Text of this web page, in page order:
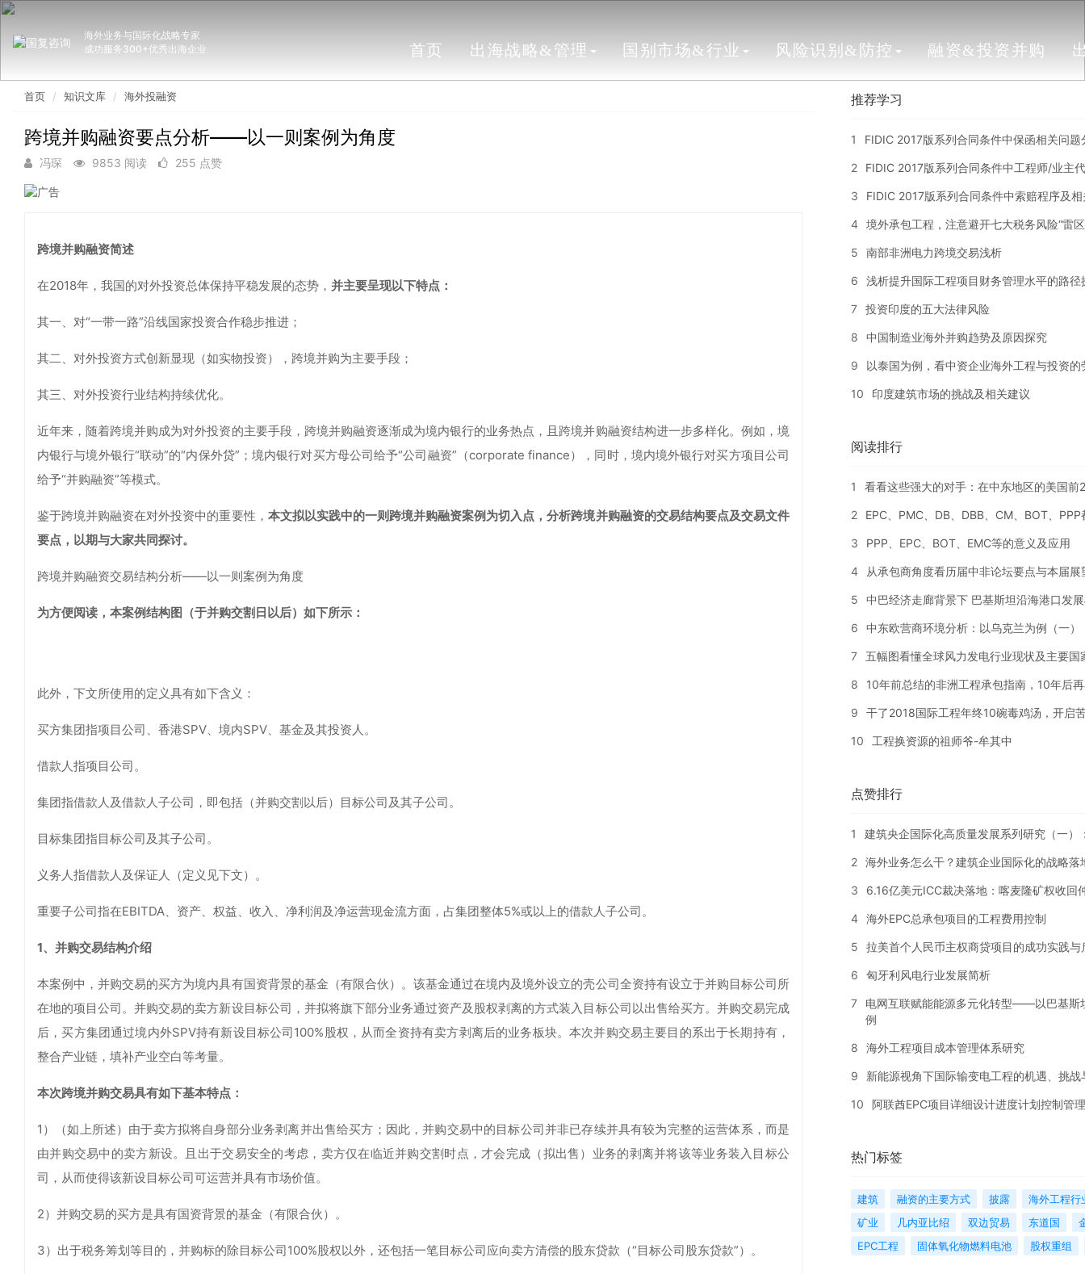
海外业务与国际化战略专家
成功服务300+优秀出海企业
首页 出海战略&管理 国别市场&行业 风险识别&防控 融资&投资并购
首页 知识文库 海外投融资
跨境并购融资要点分析——以一则案例为角度
冯琛 9853 阅读 255 点赞
跨境并购融资简述
在2018年，我国的对外投资总体保持平稳发展的态势， 并主要呈现以下特点：
其一、对“一带一路”沿线国家投资合作稳步推进；
其二、对外投资方式创新显现（如实物投资），跨境并购为主要手段；
其三、对外投资行业结构持续优化。
近年来，随着跨境并购成为对外投资的主要手段，跨境并购融资逐渐成为境内银行的业务热点，且跨境并购融资结构进一步多样化。例如，境
内银行与境外银行“联动”的“内保外贷”；境内银行对买方母公司给予“公司融资”（corporate finance），同时，境内境外银行对买方项目公司
给予“并购融资”等模式。
鉴于跨境并购融资在对外投资中的重要性， 本文拟以实践中的一则跨境并购融资案例为切入点，分析跨境并购融资的交易结构要点及交易文件
要点，以期与大家共同探讨。
跨境并购融资交易结构分析——以一则案例为角度
为方便阅读，本案例结构图（于并购交割日以后）如下所示：
此外，下文所使用的定义具有如下含义：
买方集团指项目公司、香港SPV、境内SPV、基金及其投资人。
借款人指项目公司。
集团指借款人及借款人子公司，即包括（并购交割以后）目标公司及其子公司。
目标集团指目标公司及其子公司。
义务人指借款人及保证人（定义见下文）。
重要子公司指在EBITDA、资产、权益、收入、净利润及净运营现金流方面，占集团整体5%或以上的借款人子公司。
1、并购交易结构介绍
本案例中，并购交易的买方为境内具有国资背景的基金（有限合伙）。该基金通过在境内及境外设立的壳公司全资持有设立于并购目标公司所
在地的项目公司。并购交易的卖方新设目标公司，并拟将旗下部分业务通过资产及股权剥离的方式装入目标公司以出售给买方。并购交易完成
后，买方集团通过境内外SPV持有新设目标公司100%股权，从而全资持有卖方剥离后的业务板块。本次并购交易主要目的系出于长期持有，
整合产业链，填补产业空白等考量。
本次跨境并购交易具有如下基本特点：
1）（如上所述）由于卖方拟将自身部分业务剥离并出售给买方；因此，并购交易中的目标公司并非已存续并具有较为完整的运营体系，而是
由并购交易中的卖方新设。且出于交易安全的考虑，卖方仅在临近并购交割时点，才会完成（拟出售）业务的剥离并将该等业务装入目标公
司，从而使得该新设目标公司可运营并具有市场价值。
2）并购交易的买方是具有国资背景的基金（有限合伙）。
3）出于税务筹划等目的，并购标的除目标公司100%股权以外，还包括一笔目标公司应向卖方清偿的股东贷款（“目标公司股东贷款”）。
推荐学习
1 FIDIC 2017版系列合同条件中保函相关问题
2 FIDIC 2017版系列合同条件中工程师/业主
3 FIDIC 2017版系列合同条件中索赔程序及
4 境外承包工程，注意避开七大税务风险“雷区
5 南部非洲电力跨境交易浅析
6 浅析提升国际工程项目财务管理水平的路径
7 投资印度的五大法律风险
8 中国制造业海外并购趋势及原因探究
9 以泰国为例，看中资企业海外工程与投资
10 印度建筑市场的挑战及相关建议
阅读排行
1 看看这些强大的对手：在中东地区的美国前
2 EPC、PMC、DB、DBB、CM、BOT、PPP
3 PPP、EPC、BOT、EMC等的意义及应用
4 从承包商角度看历届中非论坛要点与本届展
5 中巴经济走廊背景下 巴基斯坦沿海港口发
6 中东欧营商环境分析：以乌克兰为例（一）
7 五幅图看懂全球风力发电行业现状及主要国
8 10年前总结的非洲工程承包指南，10年后
9 干了2018国际工程年终10碗毒鸡汤，开启
10 工程换资源的祖师爷-牟其中
点赞排行
1 建筑央企国际化高质量发展系列研究（一）
2 海外业务怎么干？建筑企业国际化的战略落
3 6.16亿美元ICC裁决落地：喀麦隆矿权收回
4 海外EPC总承包项目的工程费用控制
5 拉美首个人民币主权商贷项目的成功实践与
6 匈牙利风电行业发展简析
7
电网互联赋能能源多元化转型——以巴基斯
例
8 海外工程项目成本管理体系研究
9 新能源视角下国际输变电工程的机遇、挑战
10 阿联酋EPC项目详细设计进度计划控制管
热门标签
建筑 融资的主要方式 披露
海外工程行
矿业
几内亚比绍 双边贸易 东道国
EPC工程
固体氧化物燃料电池 股权重组